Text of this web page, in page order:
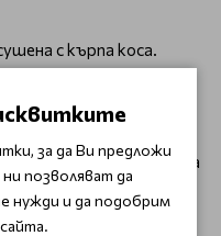
с кърпа коса.
минути.
Boost Crystal Mask,
и стилна, а
удоволствие.
грижа и
за да Ви предложи
позволяват да
нужди и да подобрим